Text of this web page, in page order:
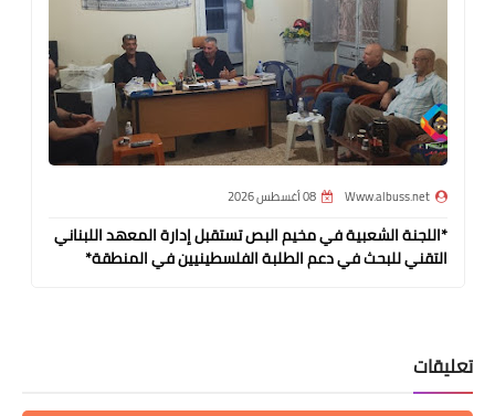
Www.albuss.net 08 أغسطس 2026
*اللجنة الشعبية في مخيم البص تستقبل إدارة المعهد اللبناني
التقني للبحث في دعم الطلبة الفلسطينيين في المنطقة*
تعليقات